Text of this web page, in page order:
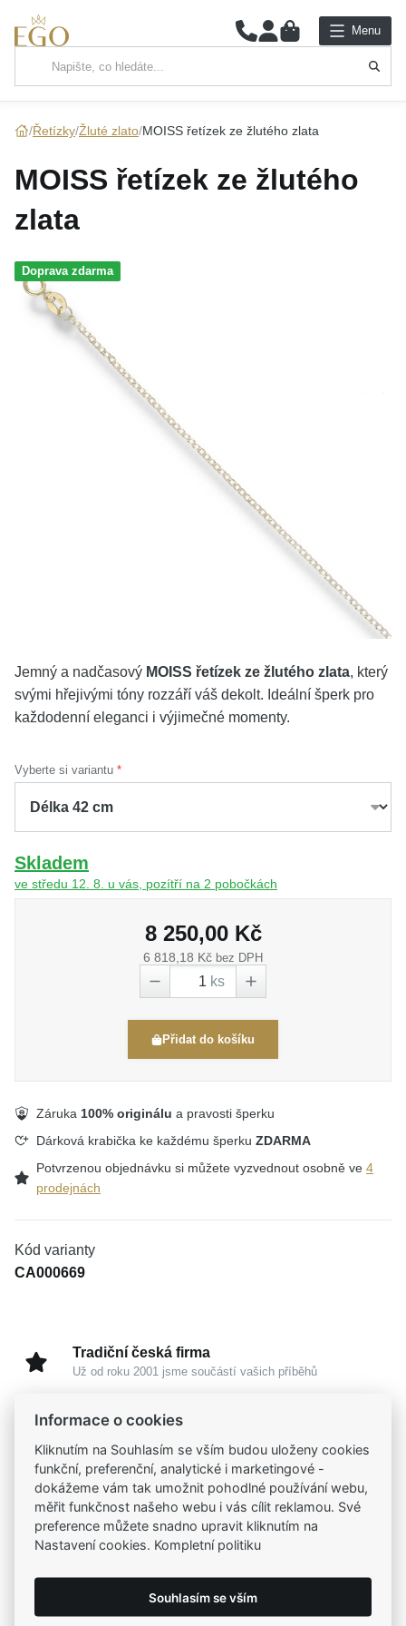
0 Menu
Hlavní kategorie
PRSTENY
NÁUŠNICE
Slovensko
Řetízky Žluté zlato MOISS řetízek ze žlutého zlata
MOISS řetízek ze žlutého
zlata
Doprava zdarma
Jemný a nadčasový MOISS řetízek ze žlutého zlata, který
svými hřejivými tóny rozzáří váš dekolt. Ideální šperk pro
každodenní eleganci i výjimečné momenty.
Vyberte si variantu
Skladem
ve středu 12. 8. u vás, pozítří na 2 pobočkách
8 250,00 Kč
6 818,18 Kč bez DPH
ks
Přidat do košíku
Záruka 100% originálu a pravosti šperku
Dárková krabička ke každému šperku ZDARMA
Potvrzenou objednávku si můžete vyzvednout osobně ve 4
prodejnách
Kód varianty
CA000669
Tradiční česká firma
Už od roku 2001 jsme součástí vašich příběhů
Široký výběr produktů
Na našem e-shopu máte výběr z tisíců šperků
Garance vysoké kvality
Certifikáty původu a kvality k vybraným šperkům
Zastavte se do jedné z našich 4 prodejen
Informace o cookies
Kliknutím na Souhlasím se vším budou uloženy cookies
funkční, preferenční, analytické i marketingové -
dokážeme vám tak umožnit pohodlné používání webu,
měřit funkčnost našeho webu i vás cílit reklamou. Své
preference můžete snadno upravit kliknutím na
Nastavení cookies. Kompletní politiku
Souhlasím se vším